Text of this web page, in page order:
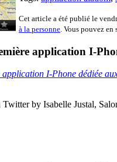
Cet article a été publié le
à la personne . Vous pouvez
application I-
I-Phone dédiée
by Isabelle Justal,